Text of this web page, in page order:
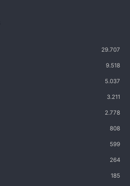
29.707
9.518
5.037
3.211
2.778
808
599
264
185